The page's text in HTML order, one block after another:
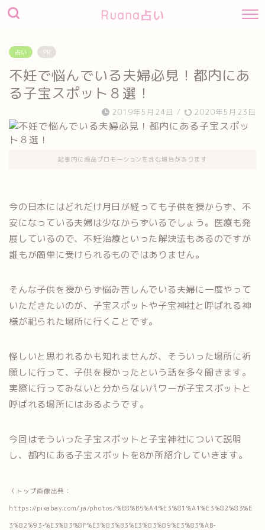
Ruana占い
占い PR
不妊で悩んでいる夫婦必見！都内にあ
る子宝スポット８選！
2019年5月24日 / 2020年5月23日
記事内に商品プロモーションを含む場合があります
今の日本にはどれだけ月日が経っても子供を授からず、不
安になっている夫婦は少なからずいるでしょう。医療も発
展しているので、不妊治療といった解決法もあるのですが
誰もが簡単に受けられるものではありません。
そんな子供を授からず悩み苦しんでいる夫婦に一度やって
いただきたいのが、子宝スポットや子宝神社と呼ばれる神
様が祀られた場所に行くことです。
怪しいと思われるかも知れませんが、そういった場所に祈
願しに行って、子供を授かったという話を多々聞きます。
実際に行ってみないと分からないパワーが子宝スポットと
呼ばれる場所にはあるようです。
今回はそういった子宝スポットと子宝神社について説明
し、都内にある子宝スポットを8か所紹介していきます。
（トップ画像出典：
https://pixabay.com/ja/photos/%E8%B5%A4%E3%81%A1%E3%82%83%E
3%82%93-%E3%83%8F%E3%83%B3%E3%83%89%E3%83%AB-